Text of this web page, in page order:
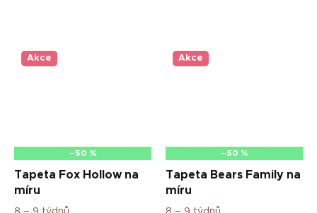
Akce
–50 %
Tapeta Fox Hollow na
míru
Akce
–50 %
Tapeta Bears Family na
míru